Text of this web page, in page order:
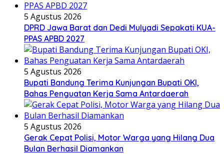
5 Agustus 2026
DPRD Jawa Barat dan Dedi Mulyadi Sepakati KUA-
PPAS APBD 2027
5 Agustus 2026
Bupati Bandung Terima Kunjungan Bupati OKI,
Bahas Penguatan Kerja Sama Antardaerah
5 Agustus 2026
Gerak Cepat Polisi, Motor Warga yang Hilang Dua
Bulan Berhasil Diamankan